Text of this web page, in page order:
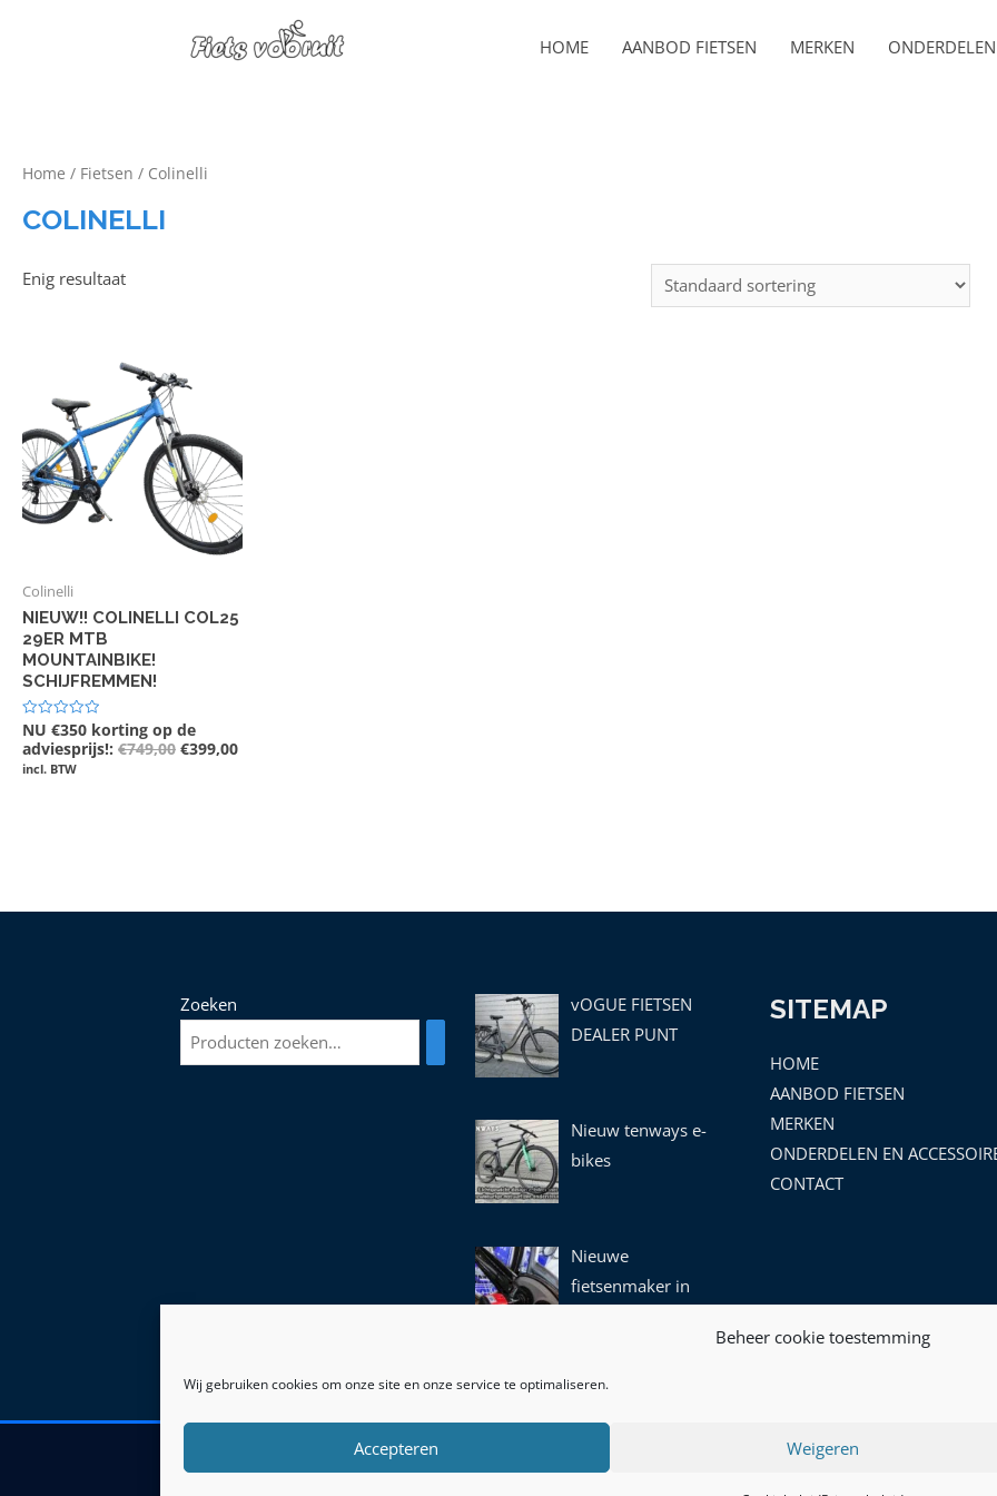
Beheer cookie toestemming
Wij gebruiken cookies om onze site en onze service te optimaliseren.
Accepteren Weigeren
HOME AANBOD FIETSEN MERKEN
Home / Fietsen / Colinelli
COLINELLI
Enig resultaat
Colinelli
NIEUW!! COLINELLI COL25
29ER MTB
MOUNTAINBIKE!
SCHIJFREMMEN!
Gewaardeerd
uit
5
NU €350 korting op de
adviesprijs!: €749,00 €399,00
incl. BTW
Zoeken
vOGUE FIETSEN
DEALER PUNT
Nieuw tenways e-
bikes
Nieuwe
fietsenmaker in
SITEMAP
HOME
AANBOD FIETSEN
MERKEN
ONDERDELEN EN
CONTACT